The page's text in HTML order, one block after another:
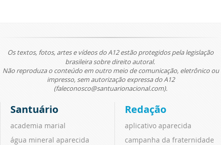
Os textos, fotos, artes e vídeos do A12 estão protegidos pela legislação
brasileira sobre direito autoral.
Não reproduza o conteúdo em outro meio de comunicação, eletrônico ou
impresso, sem autorização expressa do A12
(faleconosco@santuarionacional.com).
Santuário
academia marial
água mineral aparecida
Redação
aplicativo aparecida
campanha da fraternidade